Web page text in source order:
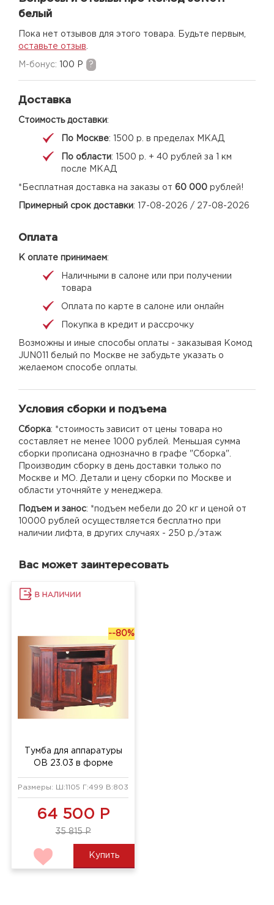
белый
Пока нет отзывов для этого товара. Будьте первым,
оставьте отзыв
M-бонус: 100 Р ?
Доставка
Стоимость доставки:
По Москве: 1500 р. в пределах МКАД
По области: 1500 р. + 40 рублей за 1 км
после МКАД
*Бесплатная доставка на заказы от 60 000 рублей!
Примерный срок доставки: 17-08-2026 / 27-08-2026
Оплата
К оплате принимаем:
Наличными в салоне или при получении
товара
Оплата по карте в салоне или онлайн
Покупка в кредит и рассрочку
Возможны и иные способы оплаты - заказывая Комод
JUN011 белый по Москве не забудьте указать о
желаемом способе оплаты.
Условия сборки и подъема
Сборка: *стоимость зависит от цены товара но
составляет не менее 1000 рублей. Меньшая сумма
сборки прописана однозначно в графе "Сборка".
Производим сборку в день доставки только по
Москве и МО. Детали и цену сборки по Москве и
области уточняйте у менеджера.
Подъем и занос: *подъем мебели до 20 кг и ценой от
10000 рублей осуществляется бесплатно при
наличии лифта, в других случаях - 250 р./этаж
Вас может заинтересовать
--80%
Тумба для аппаратуры
ОВ 23.03 в форме
Размеры: Ш:1105 Г:499 В:803 мм
64 500 Р
35 815 Р
Купить